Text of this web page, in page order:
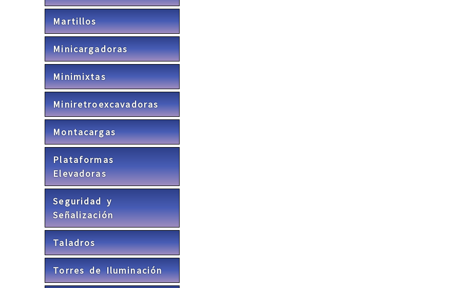
Martillos
Minicargadoras
Minimixtas
Miniretroexcavadoras
Montacargas
Plataformas
Elevadoras
Seguridad y
Señalización
Taladros
Torres de Iluminación